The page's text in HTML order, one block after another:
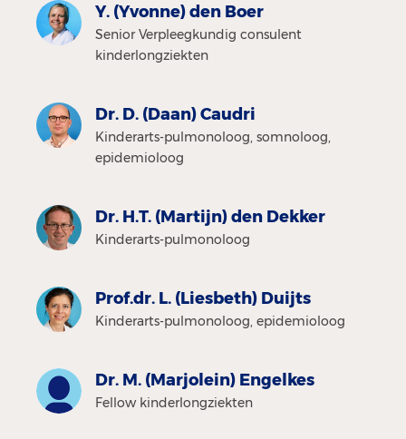
Y. (Yvonne) den Boer
Senior Verpleegkundig consulent
kinderlongziekten
Dr. D. (Daan) Caudri
Kinderarts-pulmonoloog, somnoloog,
epidemioloog
Dr. H.T. (Martijn) den Dekker
Kinderarts-pulmonoloog
Prof.dr. L. (Liesbeth) Duijts
Kinderarts-pulmonoloog, epidemioloog
Dr. M. (Marjolein) Engelkes
Fellow kinderlongziekten